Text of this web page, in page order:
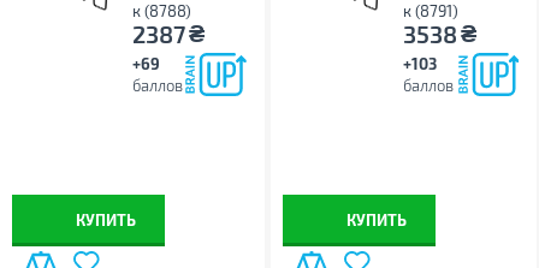
к (8788)
2387₴
+69
баллов
КУПИТЬ
к (8791)
3538₴
+103
баллов
КУПИТЬ